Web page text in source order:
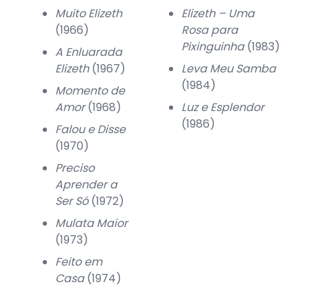
Muito Elizeth
(1966)
A Enluarada
Elizeth(1967)
Momento de
Amor(1968)
Falou e Disse
(1970)
Preciso
Aprender a
Ser Só(1972)
Mulata Maior
(1973)
Feito em
Casa(1974)
Elizeth – Uma
Rosa para
Pixinguinha(1983)
Leva Meu Samba
(1984)
Luz e Esplendor
(1986)